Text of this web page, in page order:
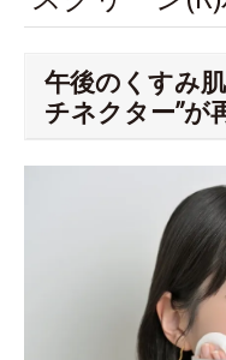
午後のくすみ
チネクター”が